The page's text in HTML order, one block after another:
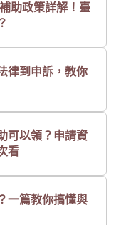
助政策詳解！臺
律到申訴，教你
可以領？申請資
看
一篇教你搞懂與